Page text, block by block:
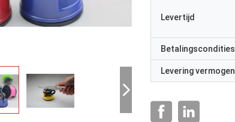
Levertijd
Betalingscondities
Levering vermogen